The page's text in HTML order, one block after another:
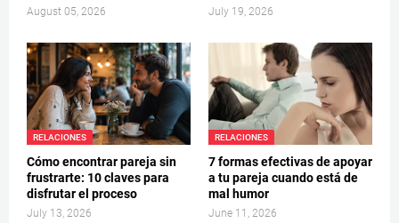
August 05, 2026 July 19, 2026
RELACIONES
Cómo encontrar pareja sin
frustrarte: 10 claves para
disfrutar el proceso
July 13, 2026
RELACIONES
7 formas efectivas de apoyar
a tu pareja cuando está de
mal humor
June 11, 2026